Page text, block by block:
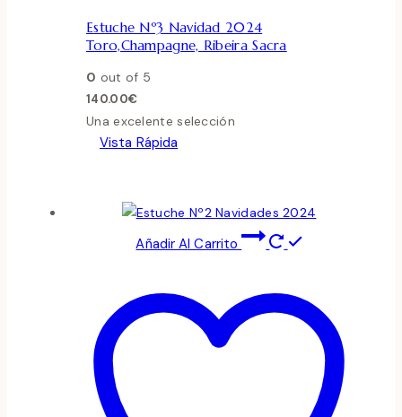
Estuche Nº3 Navidad 2024
Toro,Champagne, Ribeira Sacra
0 out of 5
140.00€
Una excelente selección
Vista Rápida
Añadir Al Carrito